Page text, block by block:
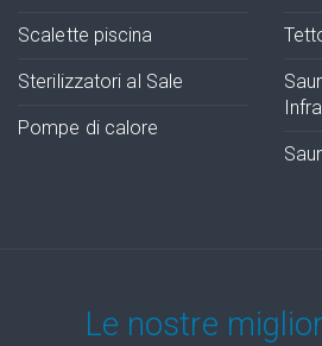
Scalette piscina
Sterilizzatori al Sale
Pompe di calore
Le nostre